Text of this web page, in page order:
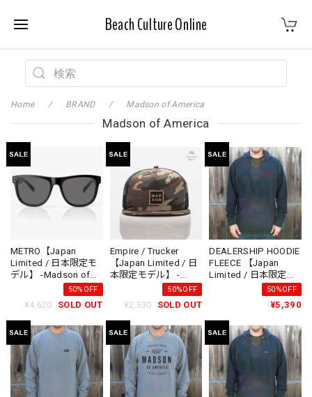
Beach Culture Online
Home BRAND Madson of America
Madson of America
METRO【Japan
Limited / 日本限定モ
デル】 -Madson of
50%OFF
¥4,620 SOLD OUT
Empire / Trucker
【Japan Limited / 日
本限定モデル】 -
Madson of America
50%OFF
¥2,530 SOLD OUT
DEALERSHIP HOODIE
FLEECE 【Japan
Limited / 日本限定モ
デル】 -Madson of
50%OFF
¥5,390